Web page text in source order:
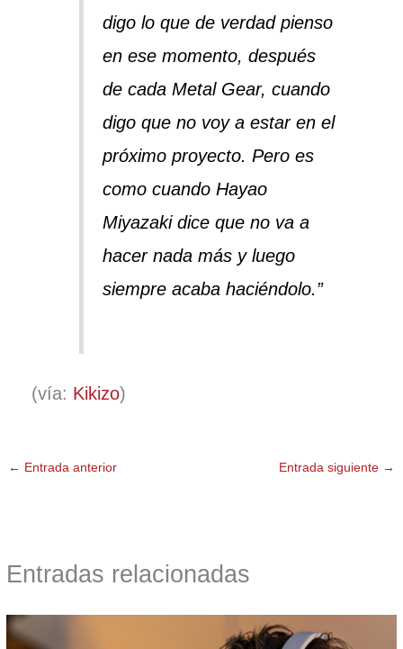
digo lo que de verdad pienso
en ese momento, después
de cada Metal Gear, cuando
digo que no voy a estar en el
próximo proyecto. Pero es
como cuando Hayao
Miyazaki dice que no va a
hacer nada más y luego
siempre acaba haciéndolo.”
(vía: Kikizo)
← Entrada anterior Entrada siguiente →
Entradas relacionadas